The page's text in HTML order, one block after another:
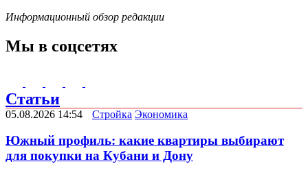
Информационный обзор редакции
Мы в соцсетях
Статьи
05.08.2026 14:54 Стройка Экономика
Южный профиль: какие квартиры выбирают
для покупки на Кубани и Дону